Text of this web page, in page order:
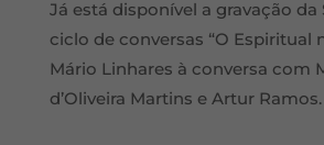
Já está disponível a gravação da
ciclo de conversas “O Espiritual
Mário Linhares à conversa com
d’Oliveira Martins e Artur Ramos.